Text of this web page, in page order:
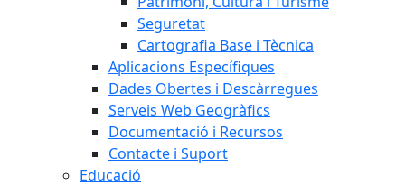
Seguretat
Cartografia Base i Tècnica
Aplicacions Específiques
Dades Obertes i Descàrregues
Serveis Web Geogràfics
Documentació i Recursos
Contacte i Suport
Educació